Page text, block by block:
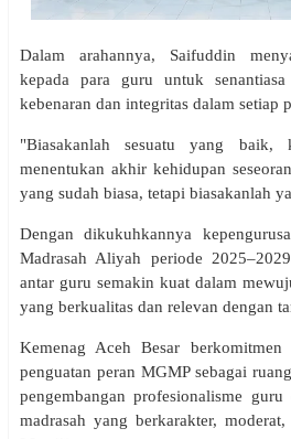
Dalam arahannya, Saifuddin
kepada para guru untuk
kebenaran dan integritas dalam setiap
"Biasakanlah sesuatu yang baik,
menentukan akhir kehidupan
yang sudah biasa, tetapi biasakanlah
Dengan dikukuhkannya
Madrasah Aliyah periode
antar guru semakin kuat dalam
yang berkualitas dan relevan dengan
Kemenag Aceh Besar
penguatan peran MGMP sebagai
pengembangan profesionalisme
madrasah yang berkarakter,